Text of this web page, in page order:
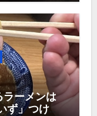
ラーメンは
ず」つけ麺